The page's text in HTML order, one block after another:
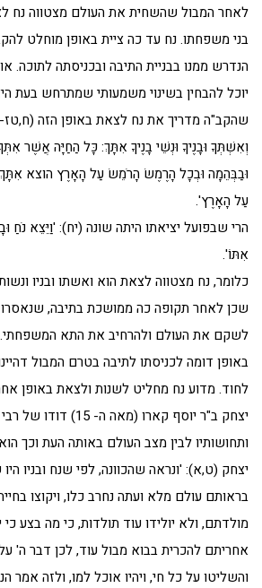
לאחר המבול שהשחית את העולם מצטווה נח
בני משפחתו. נח עד כה ציית באופן מוחלט
הנדרש ממנו בבניית התיבה ובכניסתה לתוכה.
יוכל להבחין בשינוי משמעותי שמתרחש בעת
שהקב"ה מדריך את נח לצאת באופן הזה
וְאִשְׁתְּךָ וּבָנֶיךָ וּנְשֵׁי בָנֶיךָ אִתָּךְ: כָּל הַחַיָּה אֲשֶׁר
וּבַבְּהֵמָה וּבְכָל הָרֶמֶשׂ הָרֹמֵשׂ עַל הָאָרֶץ הוצא אִתָּךְ
עַל הָאָרֶץ'.
הרי שבפועל יציאתו היתה שונה (יח): 'וַיֵּצֵא נֹחַ
אִתּוֹ'.
כלומר, נח מצטווה לצאת הוא ואשתו ובניו
שכן לאחר תקופה כה ממושכת בתיבה,
לשקם את העולם ולהרחיב את התא המשפחתי.
באופן דומה לכניסתו לתיבה בטרם המבול
לחוד. מדוע נח מחליט לשנות ולצאת באופן
יצחק ב"ר יוסף קארו
ותחושותיו לבין מצב העולם באותה העת וכך
יצחק (ט,א): 'ונראה שהכוונה, לפי שנח ובניו
בראותם עולם מלא ועתה נחרב כלו, ויקוצו
מולדתם, ולא יולידו עוד תולדות, כי מה בצע כי
אחריתם להכרית בבוא מבול עוד, לכן דבר ה' על
והשליטו על כל חי, ויהיו אוכל למו, ולזה אמר